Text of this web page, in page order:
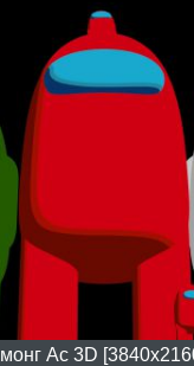
Ас 3D